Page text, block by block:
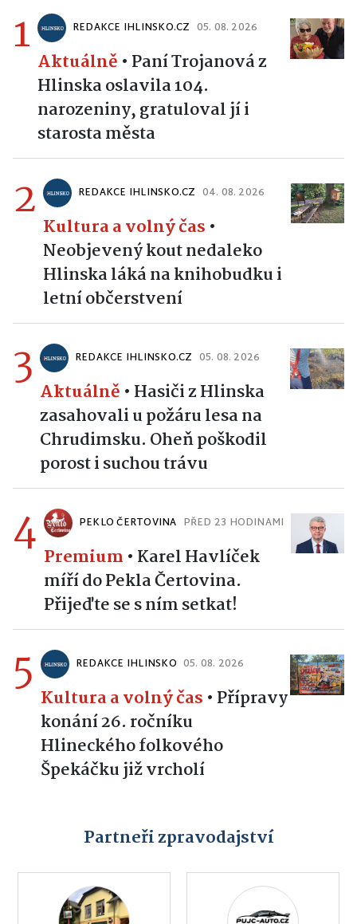
1 REDAKCE IHLINSKO.CZ 05. 08. 2026
Aktuálně • Paní Trojanová z
Hlinska oslavila 104.
narozeniny, gratuloval jí i
starosta města
2 REDAKCE IHLINSKO.CZ 04. 08. 2026
Kultura a volný čas •
Neobjevený kout nedaleko
Hlinska láká na knihobudku i
letní občerstvení
3 REDAKCE IHLINSKO.CZ 05. 08. 2026
Aktuálně • Hasiči z Hlinska
zasahovali u požáru lesa na
Chrudimsku. Oheň poškodil
porost i suchou trávu
4 PEKLO ČERTOVINA PŘED 23 HODINAMI
Premium • Karel Havlíček
míří do Pekla Čertovina.
Přijeďte se s ním setkat!
5 REDAKCE IHLINSKO 05. 08. 2026
Kultura a volný čas • Přípravy
konání 26. ročníku
Hlineckého folkového
Špekáčku již vrcholí
Partneři zpravodajství